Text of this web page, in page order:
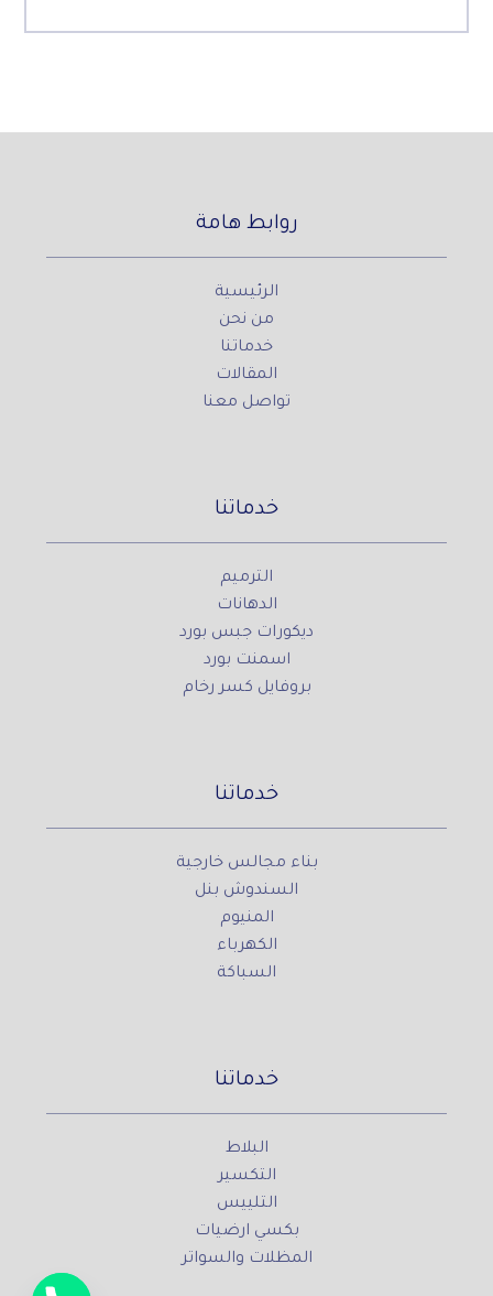
روابط هامة
الرئيسية
من نحن
خدماتنا
المقالات
تواصل معنا
خدماتنا
الترميم
الدهانات
ديكورات جبس بورد
اسمنت بورد
بروفايل كسر رخام
خدماتنا
بناء مجالس خارجية
السندوش بنل
المنيوم
الكهرباء
السباكة
خدماتنا
البلاط
التكسير
التلييس
بكسي ارضيات
المظلات والسواتر